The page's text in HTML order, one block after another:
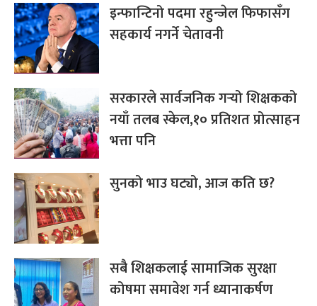
इन्फान्टिनो पदमा रहुन्जेल फिफासँग
सहकार्य नगर्ने चेतावनी
सरकारले सार्वजनिक गर्‍यो शिक्षकको
नयाँ तलब स्केल,१० प्रतिशत प्रोत्साहन
भत्ता पनि
सुनको भाउ घट्यो, आज कति छ?
सबै शिक्षकलाई सामाजिक सुरक्षा
कोषमा समावेश गर्न ध्यानाकर्षण